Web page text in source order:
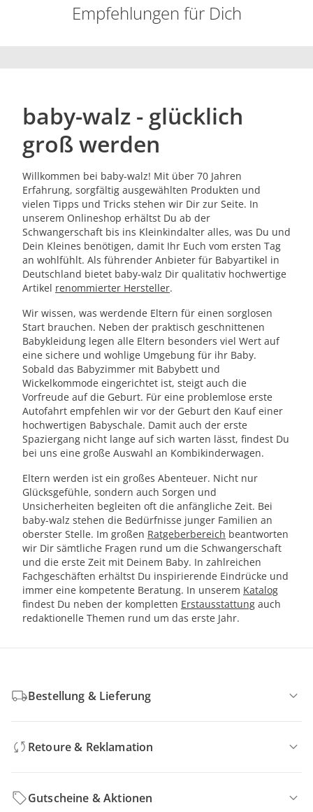
Empfehlungen für Dich
baby-walz - glücklich
groß werden
Willkommen bei baby-walz! Mit über 70 Jahren
Erfahrung, sorgfältig ausgewählten Produkten und
vielen Tipps und Tricks stehen wir Dir zur Seite. In
unserem Onlineshop erhältst Du ab der
Schwangerschaft bis ins Kleinkindalter alles, was Du und
Dein Kleines benötigen, damit Ihr Euch vom ersten Tag
an wohlfühlt. Als führender Anbieter für Babyartikel in
Deutschland bietet baby-walz Dir qualitativ hochwertige
Artikel renommierter Hersteller.
Wir wissen, was werdende Eltern für einen sorglosen
Start brauchen. Neben der praktisch geschnittenen
Babykleidung legen alle Eltern besonders viel Wert auf
eine sichere und wohlige Umgebung für ihr Baby.
Sobald das Babyzimmer mit Babybett und
Wickelkommode eingerichtet ist, steigt auch die
Vorfreude auf die Geburt. Für eine problemlose erste
Autofahrt empfehlen wir vor der Geburt den Kauf einer
hochwertigen Babyschale. Damit auch der erste
Spaziergang nicht lange auf sich warten lässt, findest Du
bei uns eine große Auswahl an Kombikinderwagen.
Eltern werden ist ein großes Abenteuer. Nicht nur
Glücksgefühle, sondern auch Sorgen und
Unsicherheiten begleiten oft die anfängliche Zeit. Bei
baby-walz stehen die Bedürfnisse junger Familien an
oberster Stelle. Im großen Ratgeberbereich beantworten
wir Dir sämtliche Fragen rund um die Schwangerschaft
und die erste Zeit mit Deinem Baby. In zahlreichen
Fachgeschäften erhältst Du inspirierende Eindrücke und
immer eine kompetente Beratung. In unserem Katalog
findest Du neben der kompletten Erstausstattung auch
redaktionelle Themen rund um das erste Jahr.
Bestellung & Lieferung
Retoure & Reklamation
Gutscheine & Aktionen